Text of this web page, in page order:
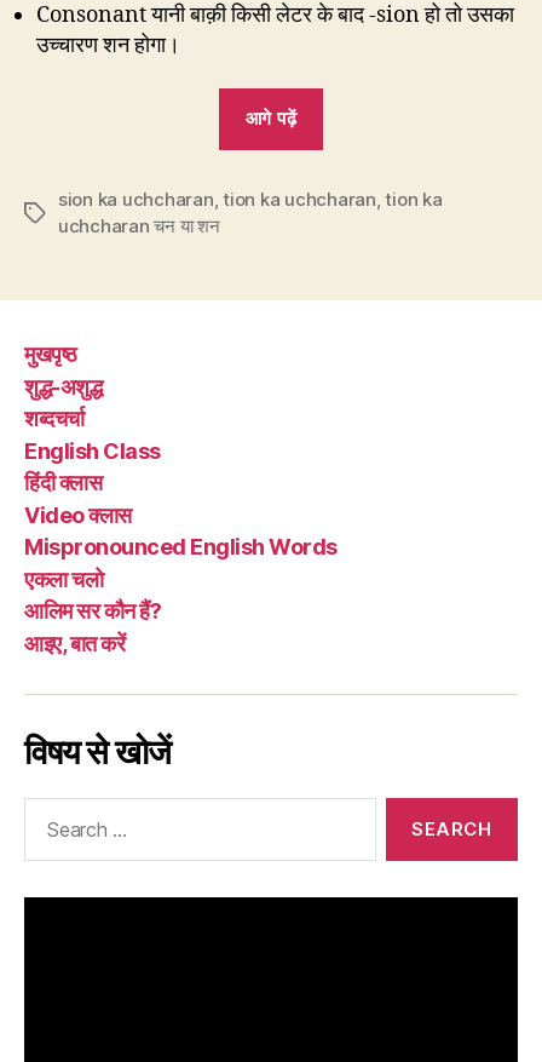
Consonant यानी बाक़ी किसी लेटर के बाद -sion हो तो उसका
उच्चारण शन होगा।
आगे पढ़ें
उच्चारण
कहाँ
Tags
sion ka uchcharan ,tion ka uchcharan ,tion ka
uchcharan चन या शन
मुखपृष्ठ
शुद्ध-अशुद्ध
शब्दचर्चा
English Class
हिंदी क्लास
Video क्लास
Mispronounced English Words
एकला चलो
आलिम सर कौन हैं?
आइए, बात करें
विषय से खोजें